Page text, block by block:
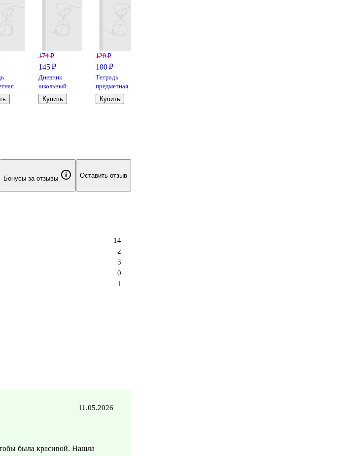
наука.
48
174 ₽
145 ₽
Дневник
школьный
«Озорная
панда», для
Купить
120 ₽
100 ₽
Тетрадь
предметная
«Простая наука.
Биология» 48
Купить
Бонусы за отзывы Оставить отзыв
1
0
3
2
14
11.05.2026
была красивой. Нашла